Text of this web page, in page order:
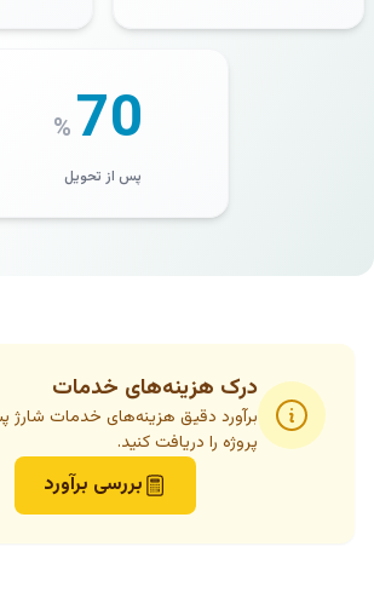
70
%
پس از تحویل
درک هزینه‌های خدمات
برآورد دقیق هزینه‌های خدمات شارژ
پروژه را دریافت کنید.
بررسی برآورد